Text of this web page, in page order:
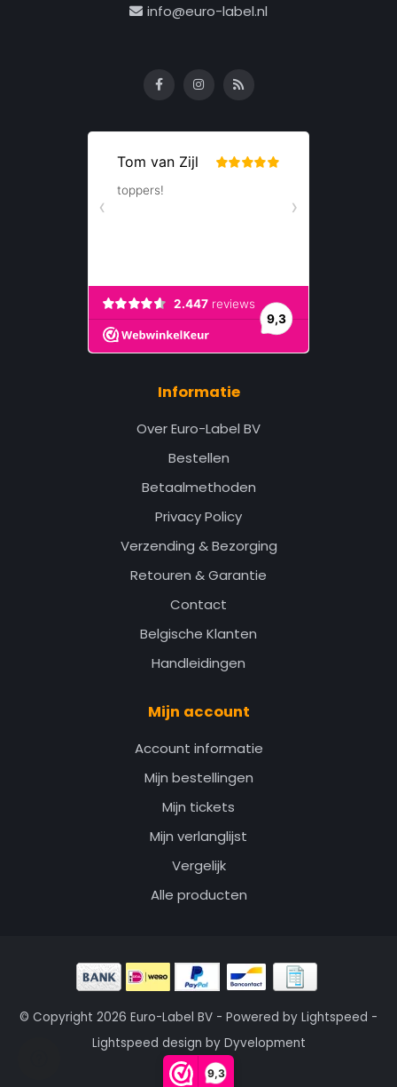
9,3
info@euro-label.nl
Informatie
Over Euro-Label BV
Bestellen
Betaalmethoden
Privacy Policy
Verzending & Bezorging
Retouren & Garantie
Contact
Belgische Klanten
Handleidingen
Mijn account
Account informatie
Mijn bestellingen
Mijn tickets
Mijn verlanglijst
Vergelijk
Alle producten
© Copyright 2026 Euro-Label BV - Powered by Lightspeed -
Lightspeed design by Dyvelopment